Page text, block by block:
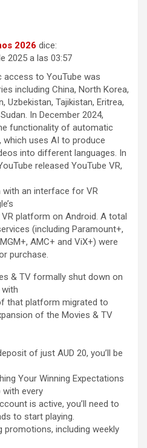
2026 dice:
2025 a las 03:57
access to YouTube was
including China, North Korea,
Uzbekistan, Tajikistan, Eritrea,
In December 2024,
functionality of automatic
which uses AI to produce
into different languages. In
released YouTube VR,
with an interface for VR
platform on Android. A total
(including Paramount+,
AMC+ and ViX+) were
purchase.
& TV formally shut down on
with
that platform migrated to
of the Movies & TV
of just AUD 20, you’ll be
Your Winning Expectations
with every
is active, you’ll need to
to start playing.
promotions, including weekly